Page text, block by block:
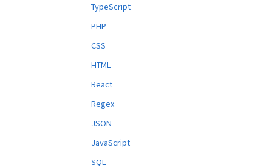
TypeScript
PHP
CSS
HTML
React
Regex
JSON
JavaScript
SQL